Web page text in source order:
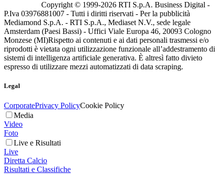
Copyright © 1999-2026 RTI S.p.A. Business Digital -
P.Iva 03976881007 - Tutti i diritti riservati - Per la pubblicità
Mediamond S.p.A. - RTI S.p.A., Mediaset N.V., sede legale
Amsterdam (Paesi Bassi) - Uffici Viale Europa 46, 20093 Cologno
Monzese (MI)Rispetto ai contenuti e ai dati personali trasmessi e/o
riprodotti è vietata ogni utilizzazione funzionale all’addestramento di
sistemi di intelligenza artificiale generativa. È altresì fatto divieto
espresso di utilizzare mezzi automatizzati di data scraping.
Legal
CorporatePrivacy PolicyCookie Policy
Media
Video
Foto
Live e Risultati
Live
Diretta Calcio
Risultati e Classifiche